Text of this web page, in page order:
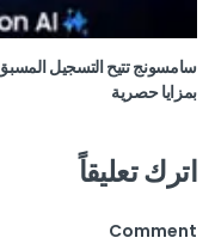
سامسونج تتيح التسجيل
بمزايا حصرية
اترك تعليقاً
Comment